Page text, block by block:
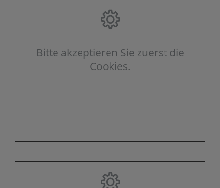
Bitte akzeptieren Sie zuerst die
Cookies.